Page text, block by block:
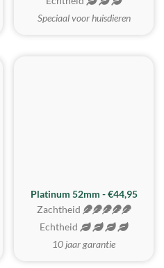
Speciaal voor huisdieren
ZACHTSTE
Platinum 52mm - €44,95
Zachtheid
Echtheid
10 jaar garantie